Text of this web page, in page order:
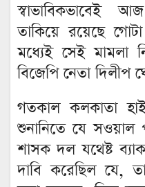
স্বাভাবিকভাবেই
তাকিয়ে রয়েছে
মধ্যেই সেই মামলা
বিজেপি নেতা দিলীপ
গতকাল কলকাতা
শুনানিতে যে সওয়াল
শাসক দল যথেষ্ট
দাবি করেছিল যে,